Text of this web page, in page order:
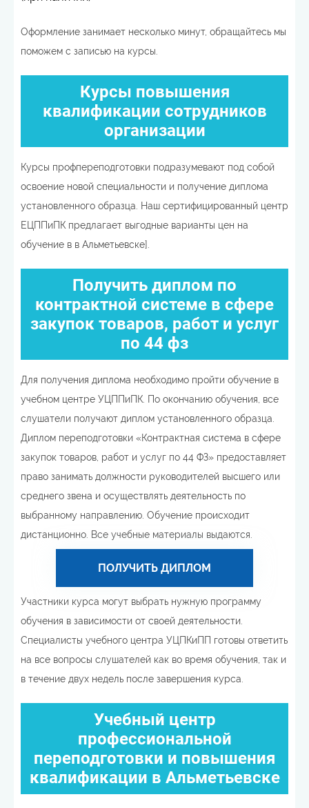
Оформление занимает несколько минут, обращайтесь мы
поможем с записью на курсы.
Курсы повышения
квалификации сотрудников
организации
Курсы профпереподготовки подразумевают под собой
освоение новой специальности и получение диплома
установленного образца. Наш сертифицированный центр
ЕЦППиПК предлагает выгодные варианты цен на
обучение в в Альметьевске].
Получить диплом по
контрактной системе в сфере
закупок товаров, работ и услуг
по 44 фз
Для получения диплома необходимо пройти обучение в
учебном центре УЦППиПК. По окончанию обучения, все
слушатели получают диплом установленного образца.
Диплом переподготовки «Контрактная система в сфере
закупок товаров, работ и услуг по 44 ФЗ» предоставляет
право занимать должности руководителей высшего или
среднего звена и осуществлять деятельность по
выбранному направлению. Обучение происходит
дистанционно. Все учебные материалы выдаются.
ПОЛУЧИТЬ ДИПЛОМ
Участники курса могут выбрать нужную программу
обучения в зависимости от своей деятельности.
Специалисты учебного центра УЦПКиПП готовы ответить
на все вопросы слушателей как во время обучения, так и
в течение двух недель после завершения курса.
Учебный центр
профессиональной
переподготовки и повышения
квалификации в Альметьевске